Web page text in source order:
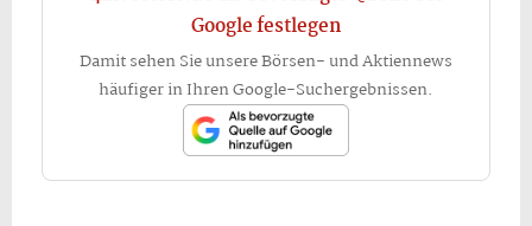
Google festlegen
Damit sehen Sie unsere Börsen- und Aktiennews
häufiger in Ihren Google-Suchergebnissen.